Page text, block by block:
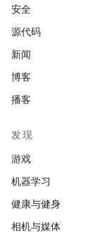
安全
源代码
新闻
博客
播客
发现
游戏
机器学习
健康与健身
相机与媒体